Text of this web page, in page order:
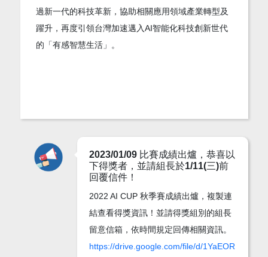
過新一代的科技革新，協助相關應用領域產業轉型及
躍升，再度引領台灣加速邁入AI智能化科技創新世代
的「有感智慧生活」。
2023/01/09 比賽成績出爐，恭喜以
下得獎者，並請組長於1/11(三)前
回覆信件！
2022 AI CUP 秋季賽成績出爐，複製連
結查看得獎資訊！並請得獎組別的組長
https://drive.google.com/file/d/1YaEOR